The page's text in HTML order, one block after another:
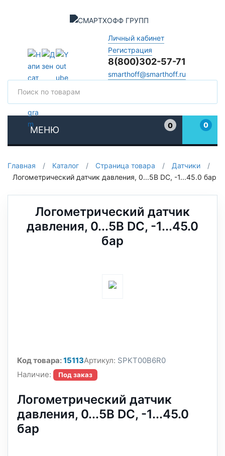
Личный кабинет
Регистрация
8(800)302-57-71
smarthoff@smarthoff.ru
МЕНЮ
0
0
Главная / Каталог / Страница товара / Датчики
/
Логометрический датчик давления, 0...5В DC, -1...45.0 бар
Логометрический датчик
давления, 0...5В DC, -1...45.0
бар
Код товара:15113Артикул: SPKT00B6R0
Наличие:
Под заказ
Логометрический датчик
давления, 0...5В DC, -1...45.0
бар